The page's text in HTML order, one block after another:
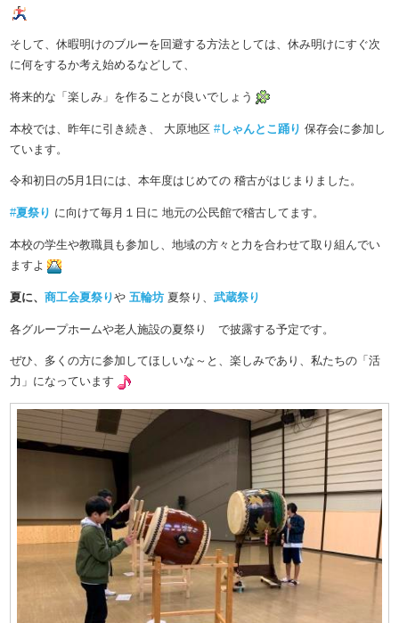
そして、休暇明けのブルーを回避する方法としては、休み明けにすぐ次
に何をするか考え始めるなどして、
将来的な「楽しみ」を作ることが良いでしょう
本校では、昨年に引き続き、 大原地区#しゃんとこ踊り 保存会に参加し
ています。
令和初日の5月1日には、本年度はじめての 稽古がはじまりました。
#夏祭り に向けて毎月１日に 地元の公民館で稽古してます。
本校の学生や教職員も参加し、地域の方々と力を合わせて取り組んでい
ますよ
夏に、商工会夏祭りや五輪坊 夏祭り、武蔵祭り
各グループホームや老人施設の夏祭り で披露する予定です。
ぜひ、多くの方に参加してほしいな～と、楽しみであり、私たちの「活
力」になっています